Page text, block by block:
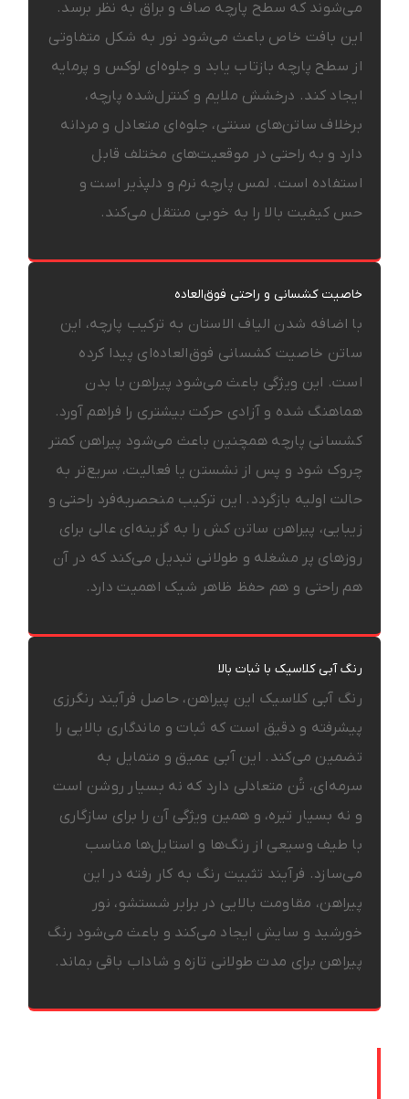
می‌شوند که سطح پارچه صاف و براق به نظر برسد.
این بافت خاص باعث می‌شود نور به شکل متفاوتی
از سطح پارچه بازتاب یابد و جلوه‌ای لوکس و پرمایه
ایجاد کند. درخشش ملایم و کنترل‌شده پارچه،
برخلاف ساتن‌های سنتی، جلوه‌ای متعادل و مردانه
دارد و به راحتی در موقعیت‌های مختلف قابل
استفاده است. لمس پارچه نرم و دلپذیر است و
حس کیفیت بالا را به خوبی منتقل می‌کند.
خاصیت کشسانی و راحتی فوق‌العاده
با اضافه شدن الیاف الاستان به ترکیب پارچه، این
ساتن خاصیت کشسانی فوق‌العاده‌ای پیدا کرده
است. این ویژگی باعث می‌شود پیراهن با بدن
هماهنگ شده و آزادی حرکت بیشتری را فراهم آورد.
کشسانی پارچه همچنین باعث می‌شود پیراهن کمتر
چروک شود و پس از نشستن یا فعالیت، سریع‌تر به
حالت اولیه بازگردد. این ترکیب منحصربه‌فرد راحتی و
زیبایی، پیراهن ساتن کش را به گزینه‌ای عالی برای
روزهای پر مشغله و طولانی تبدیل می‌کند که در آن
هم راحتی و هم حفظ ظاهر شیک اهمیت دارد.
رنگ آبی کلاسیک با ثبات بالا
رنگ آبی کلاسیک این پیراهن، حاصل فرآیند رنگرزی
پیشرفته و دقیق است که ثبات و ماندگاری بالایی را
تضمین می‌کند. این آبی عمیق و متمایل به
سرمه‌ای، تُن متعادلی دارد که نه بسیار روشن است
و نه بسیار تیره، و همین ویژگی آن را برای سازگاری
با طیف وسیعی از رنگ‌ها و استایل‌ها مناسب
می‌سازد. فرآیند تثبیت رنگ به کار رفته در این
پیراهن، مقاومت بالایی در برابر شستشو، نور
خورشید و سایش ایجاد می‌کند و باعث می‌شود رنگ
پیراهن برای مدت طولانی تازه و شاداب باقی بماند.